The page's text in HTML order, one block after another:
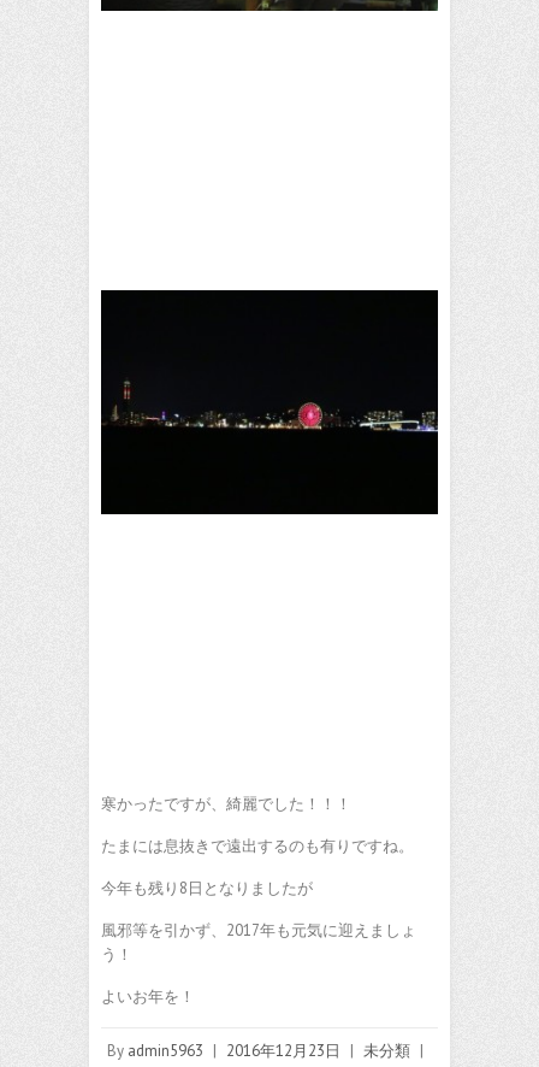
寒かったですが、綺麗でした！！！
たまには息抜きで遠出するのも有りですね。
今年も残り8日となりましたが
風邪等を引かず、2017年も元気に迎えましょ
う！
よいお年を！
By admin5963 | 2016年12月23日 | 未分類 |